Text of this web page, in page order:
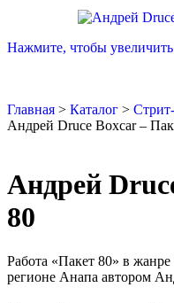
Нажмите, чтобы увеличить
Главная > Каталог >
Андрей Druce Boxcar –
Андрей
80
Работа «Пакет 80» в жанре
регионе Анапа автором